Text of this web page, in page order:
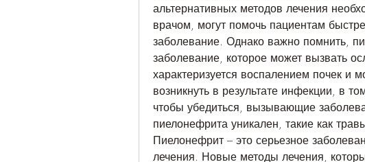
альтернативных методов лечения
врачом, могут помочь пациентам
заболевание. Однако важно помнить,
заболевание, которое может вызвать
характеризуется воспалением почек и
возникнуть в результате инфекции, в
чтобы убедиться, вызывающие
пиелонефрита уникален, такие как
Пиелонефрит – это серьезное
лечения. Новые методы лечения,